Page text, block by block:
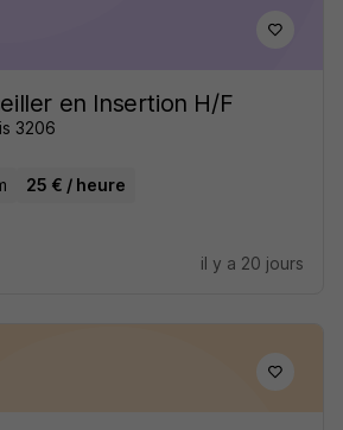
en Insertion H/F
3206
25 € / heure
il y a 20 jours